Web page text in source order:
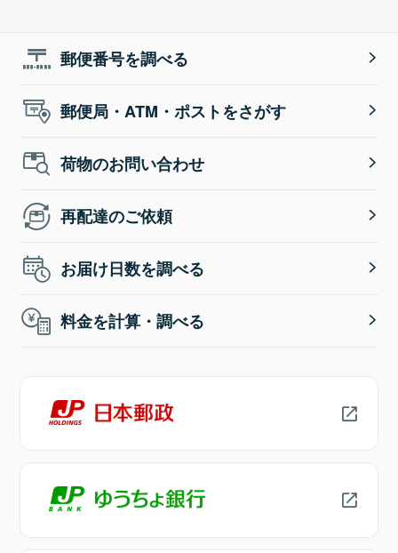
郵便番号を調べる
郵便局・ATM・ポストをさがす
荷物のお問い合わせ
再配達のご依頼
お届け日数を調べる
料金を計算・調べる